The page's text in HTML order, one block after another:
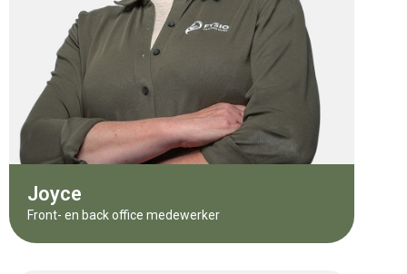
Joyce
Front- en back office medewerker